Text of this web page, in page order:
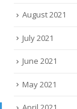
August 2021
July 2021
June 2021
May 2021